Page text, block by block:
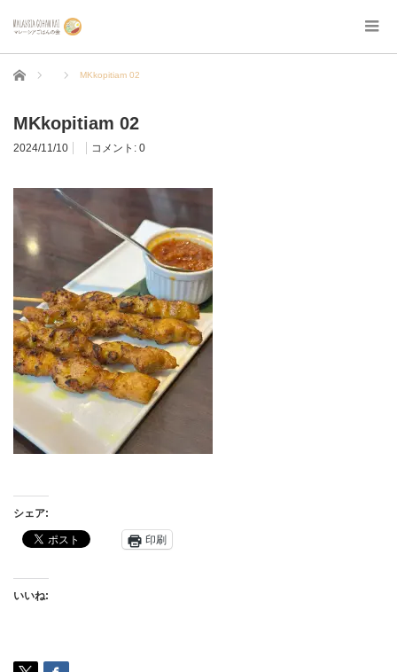
ホーム MKkopitiam 02
MKkopitiam 02
2024/11/10 コメント: 0
シェア:
印刷
いいね: